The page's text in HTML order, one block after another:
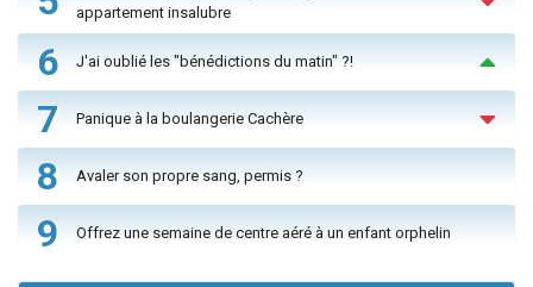
appartement insalubre
6 J'ai oublié les "bénédictions du matin" ?!
7 Panique à la boulangerie Cachère
8 Avaler son propre sang, permis ?
9 Offrez une semaine de centre aéré à un enfant orphelin